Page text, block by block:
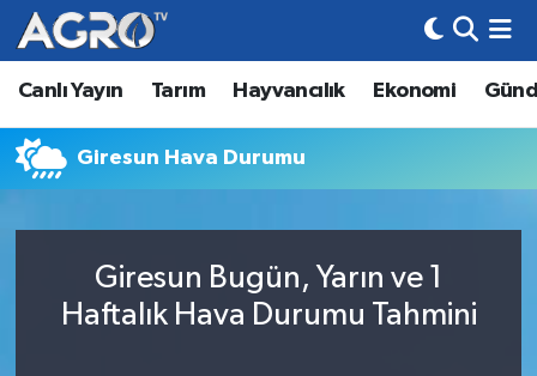
Canlı Yayın Tarım Hayvancılık Ekonomi
Giresun Hava Durumu
Giresun Bugün, Yarın ve 1
Haftalık Hava Durumu Tahmini
Hava Durumu
Trafik Durumu
Tüm Manşetler